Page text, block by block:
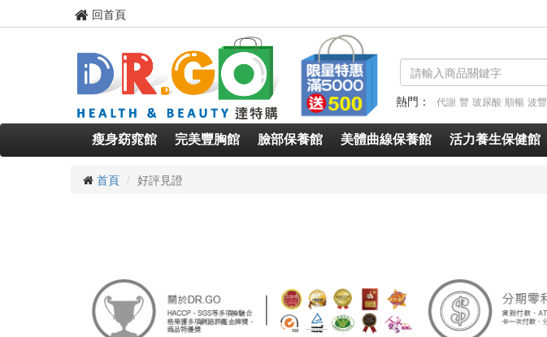
回首頁
熱門：
代謝 豐 玻尿酸 順暢 波豐
瘦身窈窕館 完美豐胸館 臉部保養館 美體曲線保養館 活力養生保健館
首頁 好評見證